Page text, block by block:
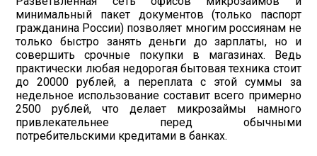
минимальный пакет документов (только паспорт
гражданина России) позволяет многим россиянам не
только быстро занять деньги до зарплаты, но и
совершить срочные покупки в магазинах. Ведь
практически любая недорогая бытовая техника стоит
до 20000 рублей, а переплата с этой суммы за
недельное использование составит всего примерно
2500 рублей, что делает микрозаймы намного
привлекательнее перед обычными
потребительскими кредитами в банках.